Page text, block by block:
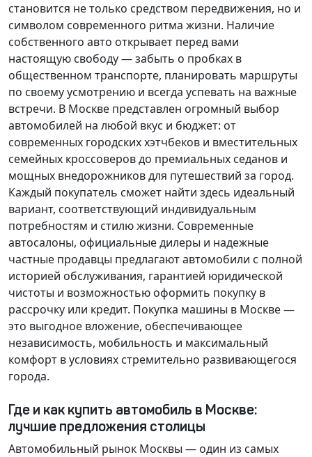
становится не только средством передвижения, но и
символом современного ритма жизни. Наличие
собственного авто открывает перед вами
настоящую свободу — забыть о пробках в
общественном транспорте, планировать маршруты
по своему усмотрению и всегда успевать на важные
встречи. В Москве представлен огромный выбор
автомобилей на любой вкус и бюджет: от
современных городских хэтчбеков и вместительных
семейных кроссоверов до премиальных седанов и
мощных внедорожников для путешествий за город.
Каждый покупатель сможет найти здесь идеальный
вариант, соответствующий индивидуальным
потребностям и стилю жизни. Современные
автосалоны, официальные дилеры и надежные
частные продавцы предлагают автомобили с полной
историей обслуживания, гарантией юридической
чистоты и возможностью оформить покупку в
рассрочку или кредит. Покупка машины в Москве —
это выгодное вложение, обеспечивающее
независимость, мобильность и максимальный
комфорт в условиях стремительно развивающегося
города.
Где и как купить автомобиль в Москве:
лучшие предложения столицы
Автомобильный рынок Москвы — один из самых